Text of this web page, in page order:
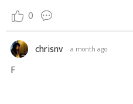
0
chrisnv a month ago
F